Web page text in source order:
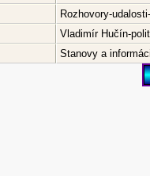
Rozhovory-
Vladimír Hučín-
Stanovy a